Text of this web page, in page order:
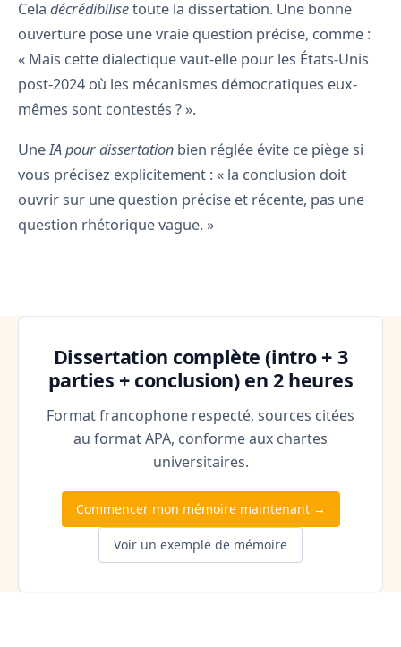
Cela décrédibilisetoute la dissertation. Une bonne
ouverture pose une vraie question précise, comme :
« Mais cette dialectique vaut-elle pour les États-Unis
post-2024 où les mécanismes démocratiques eux-
mêmes sont contestés ? ».
UneIA pour dissertation bien réglée évite ce piège si
vous précisez explicitement : « la conclusion doit
ouvrir sur une question précise et récente, pas une
question rhétorique vague. »
Dissertation complète (intro + 3
parties + conclusion) en 2 heures
Format francophone respecté, sources citées
au format APA, conforme aux chartes
universitaires.
Commencer mon mémoire maintenant →
Voir un exemple de mémoire